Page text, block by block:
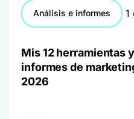
Análisis e informes 1
Mis 12 herramientas
informes de
2026